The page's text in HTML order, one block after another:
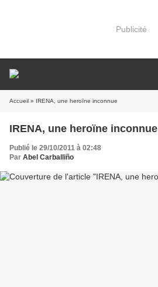
Publicité
Accueil » IRENA, une heroïne inconnue
IRENA, une heroïne inconnue
Publié le 29/10/2011 à 02:48
Par Abel Carballiño